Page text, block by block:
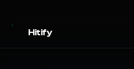
Hitify